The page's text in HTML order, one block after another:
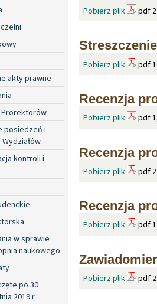
akty prawne
posiedzeń i
Wydziałów
kontroli i
w sprawie
naukowego
po 30
2019 r.
Pobierz plik pdf
Streszczenie
Pobierz plik pdf
Recenzja
Pobierz plik pdf
Recenzja
Pobierz plik pdf
Recenzja
Pobierz plik pdf
Pobierz plik pdf